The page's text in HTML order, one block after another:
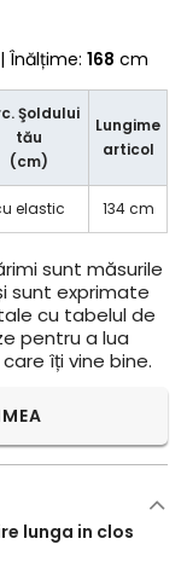
| Înălțime: 168 cm
Şoldului
tău
(cm)
Lungime
articol
elastic 134 cm
sunt măsurile
sunt exprimate
cu tabelul de
pentru a lua
îți vine bine.
lunga in clos